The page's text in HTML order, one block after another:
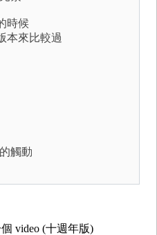
時候
本來比較過
觸動
video (十週年版)